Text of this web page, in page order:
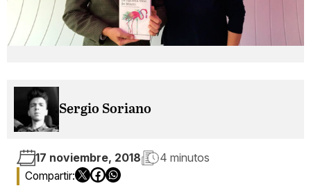
Sergio Soriano
17 noviembre, 2018 4 minutos